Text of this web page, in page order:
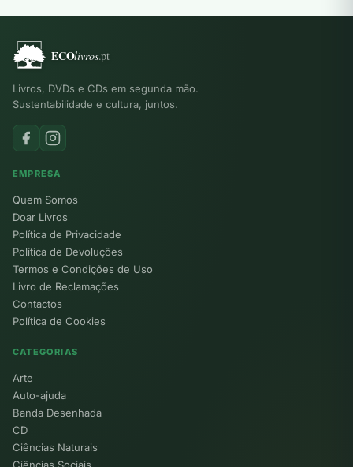
Livros, DVDs e CDs em segunda mão.
Sustentabilidade e cultura, juntos.
EMPRESA
Quem Somos
Doar Livros
Política de Privacidade
Política de Devoluções
Termos e Condições de Uso
Livro de Reclamações
Contactos
Política de Cookies
CATEGORIAS
Arte
Auto-ajuda
Banda Desenhada
CD
Ciências Naturais